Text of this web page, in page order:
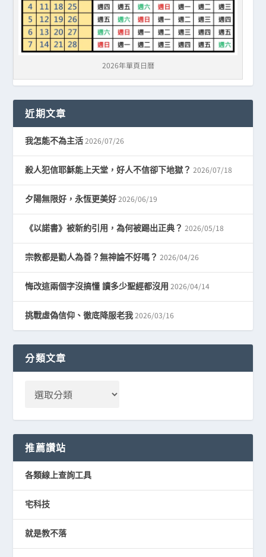
2026年單頁日曆
近期文章
我怎能不為主活 2026/07/26
殺人犯信耶穌能上天堂，好人不信卻下地獄？ 2026/07/18
夕陽無限好，永恆更美好 2026/06/19
《以諾書》被新約引用，為何被踢出正典？ 2026/05/18
宗教都是勸人為善？無神論不好嗎？ 2026/04/26
悔改這兩個字沒搞懂 讀多少聖經都沒用 2026/04/14
挑戰虛偽信仰、徹底降服老我 2026/03/16
分類文章
推薦讚站
各類線上查詢工具
宅科技
就是教不落